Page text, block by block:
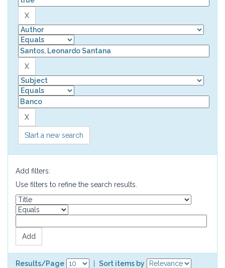
Start a new search
Add filters:
Use filters to refine the search results.
Results/Page
Sort items by